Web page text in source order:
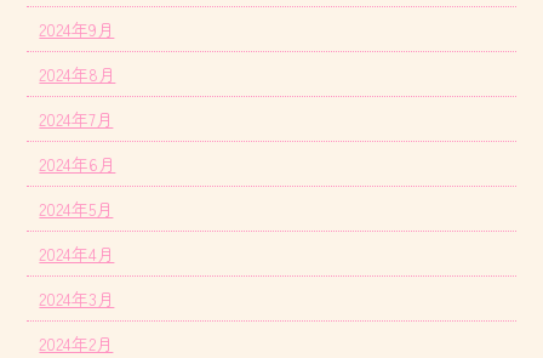
2024年9月
2024年8月
2024年7月
2024年6月
2024年5月
2024年4月
2024年3月
2024年2月